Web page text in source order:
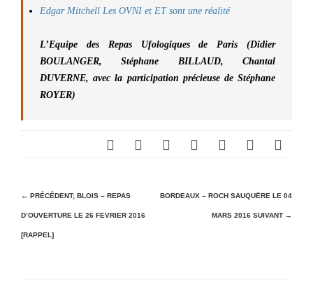
Edgar Mitchell Les OVNI et ET sont une réalité
L’Equipe des Repas Ufologiques de Paris (Didier
BOULANGER, Stéphane BILLAUD, Chantal
DUVERNE, avec la participation précieuse de Stéphane
ROYER)
N
a
v
← PRÉCÉDENT; BLOIS – REPAS
D’OUVERTURE LE 26 FEVRIER 2016
[RAPPEL]
BORDEAUX – ROCH SAUQUËRE LE 04
MARS 2016 SUIVANT →